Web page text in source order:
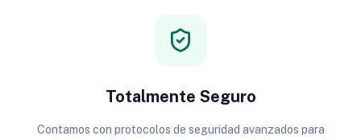
Totalmente Seguro
Contamos con protocolos de seguridad avanzados para